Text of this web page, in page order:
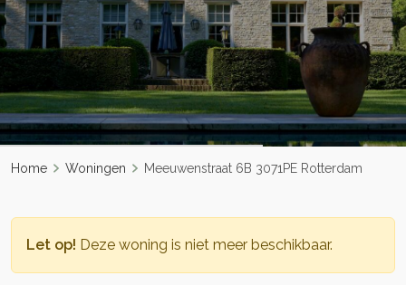
Home Woningen Meeuwenstraat 6B 3071PE Rotterdam
Let op! Deze woning is niet meer beschikbaar.